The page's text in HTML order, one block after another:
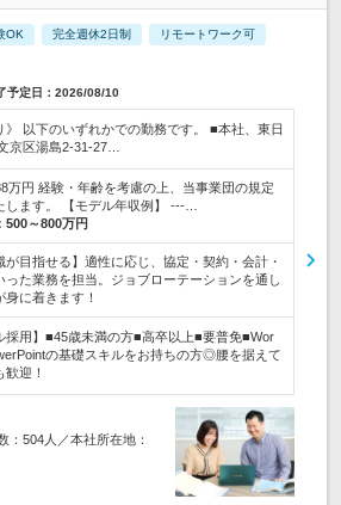
OK 完全週休2日制 リモートワーク可
予定日：2026/08/10
》 以下のいずれかでの勤務です。 ■本社、東日
京区湯島2-31-27…
万円 経験・年齢を考慮の上、当事業団の規定
します。 【モデル年収例】 ---…
500～800万円
が目指せる】適性に応じ、協定・契約・会計・
った業務を担当。ジョブローテーションを通し
に着きます！
採用】■45歳未満の方■高卒以上■要普免■Wor
の基礎スキルをお持ちの方◎腰を据えて
迎！
：504人／本社所在地：